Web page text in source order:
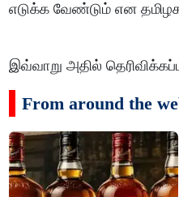
எடுக்க வேண்டும் என தமிழக
இவ்வாறு அதில்
From around the